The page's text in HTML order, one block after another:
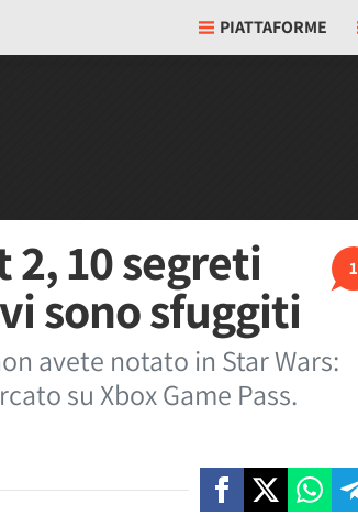
PIATTAFORME
1
10 segreti
sono sfuggiti
avete notato in Star Wars:
su Xbox Game Pass.